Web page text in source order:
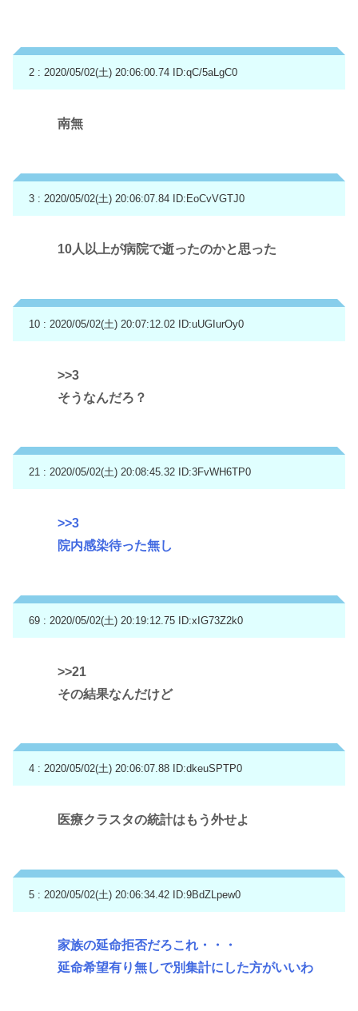
2 : 2020/05/02(土) 20:06:00.74 ID:qC/5aLgC0
南無
3 : 2020/05/02(土) 20:06:07.84 ID:EoCvVGTJ0
10人以上が病院で逝ったのかと思った
10 : 2020/05/02(土) 20:07:12.02 ID:uUGIurOy0
>>3
そうなんだろ？
21 : 2020/05/02(土) 20:08:45.32 ID:3FvWH6TP0
>>3
院内感染待った無し
69 : 2020/05/02(土) 20:19:12.75 ID:xIG73Z2k0
>>21
その結果なんだけど
4 : 2020/05/02(土) 20:06:07.88 ID:dkeuSPTP0
医療クラスタの統計はもう外せよ
5 : 2020/05/02(土) 20:06:34.42 ID:9BdZLpew0
家族の延命拒否だろこれ・・・
延命希望有り無しで別集計にした方がいいわ